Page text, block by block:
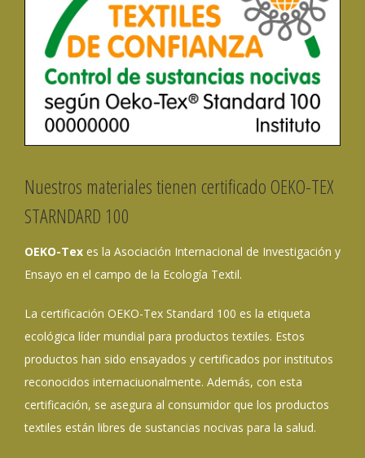
Nuestros materiales tienen certificado OEKO-TEX
STARNDARD 100
OEKO-Tex es la Asociación Internacional de Investigación y
Ensayo en el campo de la Ecología Textil.
La certificación OEKO-Tex Standard 100 es la etiqueta
ecológica líder mundial para productos textiles. Estos
productos han sido ensayados y certificados por institutos
reconocidos internaciuonalmente. Además, con esta
certificación, se asegura al consumidor que los productos
textiles están libres de sustancias nocivas para la salud.